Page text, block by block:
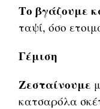
Το βγάζουμε
ταψί, όσο
Γέμιση
Ζεσταίνουμε
κατσαρόλα